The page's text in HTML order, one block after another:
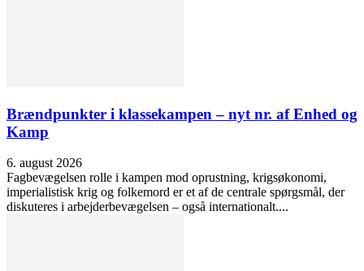
Brændpunkter i klassekampen – nyt nr. af Enhed og
Kamp
6. august 2026
Fagbevægelsen rolle i kampen mod oprustning, krigsøkonomi,
imperialistisk krig og folkemord er et af de centrale spørgsmål, der
diskuteres i arbejderbevægelsen – også internationalt....